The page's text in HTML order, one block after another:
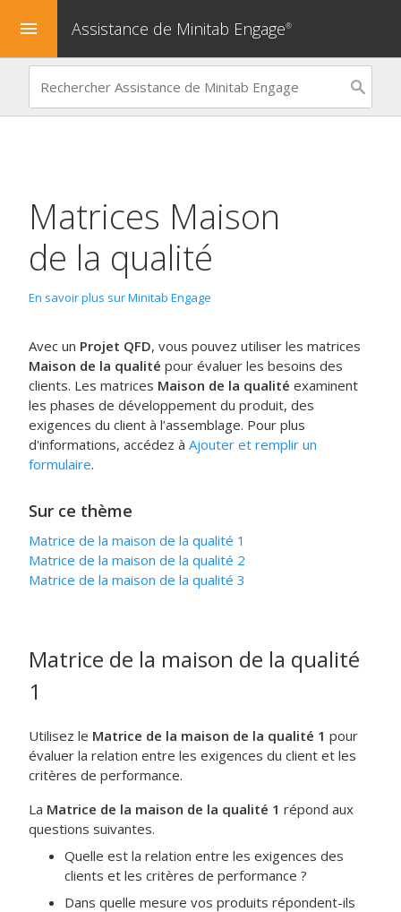
menu Assistance de Minitab Engage®
Matrices Maison
de la qualité
En savoir plus sur Minitab Engage
Avec un Projet QFD, vous pouvez utiliser les matrices
Maison de la qualité pour évaluer les besoins des
clients. Les matrices Maison de la qualité examinent
les phases de développement du produit, des
exigences du client à l’assemblage. Pour plus
d'informations, accédez à Ajouter et remplir un
formulaire.
Sur ce thème
Matrice de la maison de la qualité 1
Matrice de la maison de la qualité 2
Matrice de la maison de la qualité 3
Matrice de la maison de la qualité
1
Utilisez le Matrice de la maison de la qualité 1 pour
évaluer la relation entre les exigences du client et les
critères de performance.
La Matrice de la maison de la qualité 1 répond aux
questions suivantes.
Quelle est la relation entre les exigences des
clients et les critères de performance ?
Dans quelle mesure vos produits répondent-ils